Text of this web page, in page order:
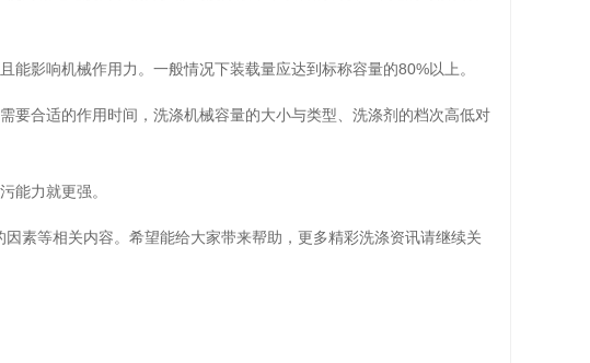
能影响机械作用力。一般情况下装载量应达到标称容量的80%以上。
要合适的作用时间，洗涤机械容量的大小与类型、洗涤剂的档次高低对
能力就更强。
素等相关内容。希望能给大家带来帮助，更多精彩洗涤资讯请继续关